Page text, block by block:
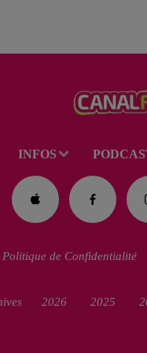
INFOS
Politique de Confidentialité
2026 2025